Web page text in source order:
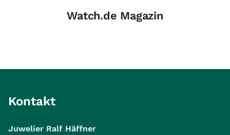
Watch.de Magazin
Kontakt
Juwelier Ralf Häffner